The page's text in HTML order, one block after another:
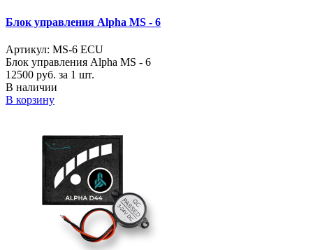
Блок управления Alpha MS - 6
Артикул: MS-6 ECU
Блок управления Alpha MS - 6
12500 руб. за 1 шт.
В наличии
В корзину